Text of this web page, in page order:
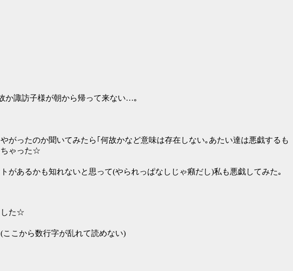
か諏訪子様が朝から帰って来ない…｡
ったのか聞いてみたら｢何故かなど意味は存在しない｡あたい達は悪戯するも
ちゃった☆
あるかも知れないと思って(やられっぱなしじゃ癪だし)私も悪戯してみた｡
した☆
こから数行字が乱れて読めない)